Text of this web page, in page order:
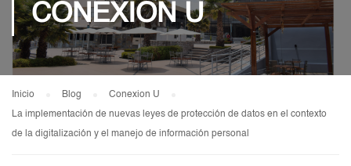
CONEXION U
Inicio Blog Conexion U
La implementación de nuevas leyes de protección de datos en el contexto
de la digitalización y el manejo de información personal